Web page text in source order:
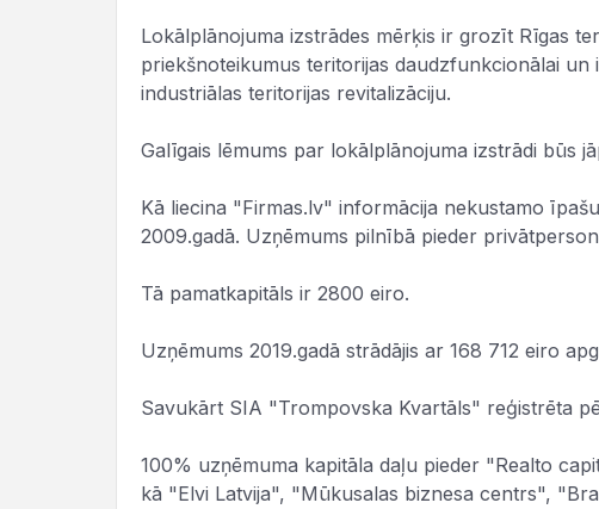
Lokālplānojuma izstrādes mērķis ir grozīt Rīgas
priekšnoteikumus teritorijas daudzfunkcionālai un
industriālas teritorijas revitalizāciju.
Galīgais lēmums par lokālplānojuma izstrādi būs
Kā liecina "Firmas.lv" informācija nekustamo
2009.gadā. Uzņēmums pilnībā pieder
Tā pamatkapitāls ir 2800 eiro.
Uzņēmums 2019.gadā strādājis ar 168 712 eiro
Savukārt SIA "Trompovska Kvartāls" reģistrēta
100% uzņēmuma kapitāla daļu pieder "Realto
kā "Elvi Latvija", "Mūkusalas biznesa centrs",